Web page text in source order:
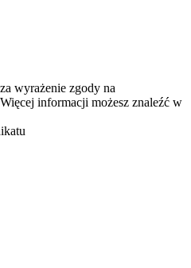
wyrażenie zgody na
informacji możesz znaleźć w